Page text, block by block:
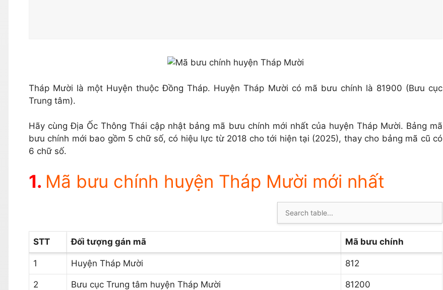
Tháp Mười là một Huyện thuộc Đồng Tháp. Huyện Tháp Mười có mã bưu chính là 81900 (Bưu cục
Trung tâm).
Hãy cùng Địa Ốc Thông Thái cập nhật bảng mã bưu chính mới nhất của huyện Tháp Mười. Bảng mã
bưu chính mới bao gồm 5 chữ số, có hiệu lực từ 2018 cho tới hiện tại (2025), thay cho bảng mã cũ có
6 chữ số.
Mã bưu chính huyện Tháp Mười mới nhất
STT Đối tượng gán mã Mã bưu chính
1 Huyện Tháp Mười 812
2 Bưu cục Trung tâm huyện Tháp Mười 81200